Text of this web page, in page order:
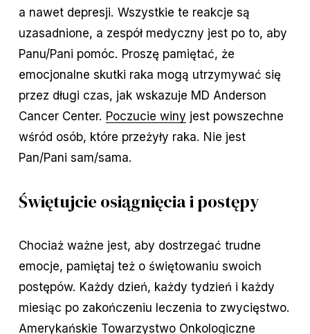
a nawet depresji. Wszystkie te reakcje są
uzasadnione, a zespół medyczny jest po to, aby
Panu/Pani pomóc. Proszę pamiętać, że
emocjonalne skutki raka mogą utrzymywać się
przez długi czas, jak wskazuje MD Anderson
Cancer Center. Poczucie winy jest powszechne
wśród osób, które przeżyły raka. Nie jest
Pan/Pani sam/sama.
Świętujcie osiągnięcia i postępy
Chociaż ważne jest, aby dostrzegać trudne
emocje, pamiętaj też o świętowaniu swoich
postępów. Każdy dzień, każdy tydzień i każdy
miesiąc po zakończeniu leczenia to zwycięstwo.
Amerykańskie Towarzystwo Onkologiczne